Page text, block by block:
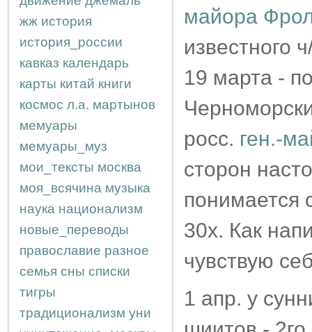
жж история
история_россии
кавказ календарь
карты китай книги
космос л.а. мартынов
мемуары
мемуары_муз
мои_тексты москва
моя_всячина музыка
наука национализм
новые_переводы
православие разное
семья сны списки
тигры
традиционализм уни
майора
известного
19 марта -
росс. ген.-
сторон
понимается
30х. Как
чувствую
1 апр. у